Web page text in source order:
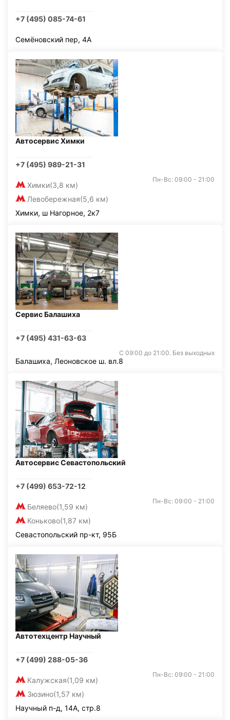
+7 (495) 085-74-61
Семёновский пер, 4А
Автосервис Химки
+7 (495) 989-21-31
Химки(3,8 км)
Левобережная(5,6 км)
Пн-Вс: 09:00 - 21:00
Химки, ш Нагорное, 2к7
Сервис Балашиха
+7 (495) 431-63-63
С 09:00 до 21:00. Без выходных
Балашиха, Леоновское ш. вл.8
Автосервис Севастопольский
+7 (499) 653-72-12
Беляево(1,59 км)
Коньково(1,87 км)
Пн-Вс: 09:00 - 21:00
Севастопольский пр-кт, 95Б
Автотехцентр Научный
+7 (499) 288-05-36
Калужская(1,09 км)
Зюзино(1,57 км)
Пн-Вс: 09:00 - 21:00
Научный п-д, 14А, стр.8